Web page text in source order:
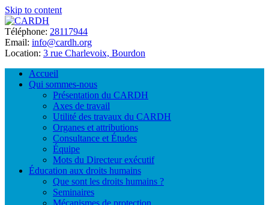
Skip to content
Téléphone: 28117944
Email: info@cardh.org
Location: 3 rue Charlevoix, Bourdon
Accueil
Qui sommes-nous
Présentation du CARDH
Axes de travail
Utilité des travaux du CARDH
Organes et attributions
Consultance et Études
Équipe
Mots du Directeur exécutif
Éducation aux droits humains
Que sont les droits humains ?
Seminaires
Mécanismes de protection